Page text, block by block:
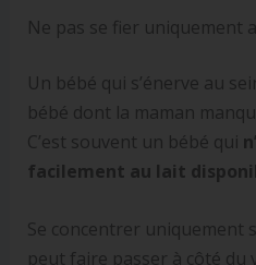
Ne pas se fier uniquement
Un bébé qui s’énerve au
bébé dont la maman
C’est souvent un bébé qui
facilement au lait
Se concentrer uniquement
peut faire passer à côté du